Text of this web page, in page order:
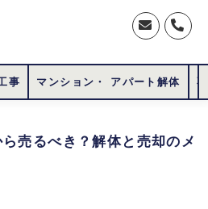
事 マンション・ アパート解体
売るべき？解体と売却のメ